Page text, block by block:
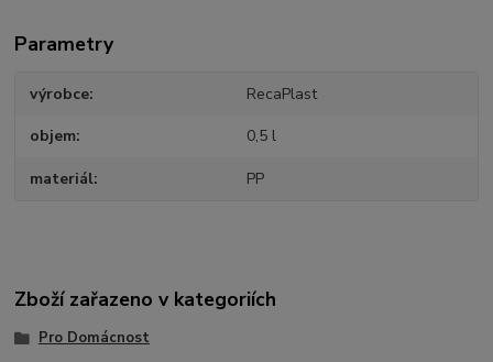
Parametry
výrobce RecaPlast
objem 0,5 l
materiál PP
Zboží zařazeno v kategoriích
Pro Domácnost